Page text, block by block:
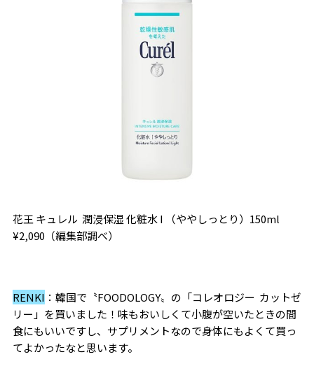
花王 キュレル 潤浸保湿 化粧水I （ややしっとり） 150ml
¥2,090 （編集部調べ）
RENKI ：韓国で〝FOODOLOGY〟の「コレオロジー カットゼ
リー」を買いました！味もおいしくて小腹が空いたときの間
食にもいいですし、サプリメントなので身体にもよくて買っ
てよかったなと思います。